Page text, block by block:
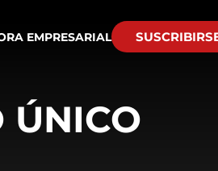
EMPRESARIAL
ÚNICO